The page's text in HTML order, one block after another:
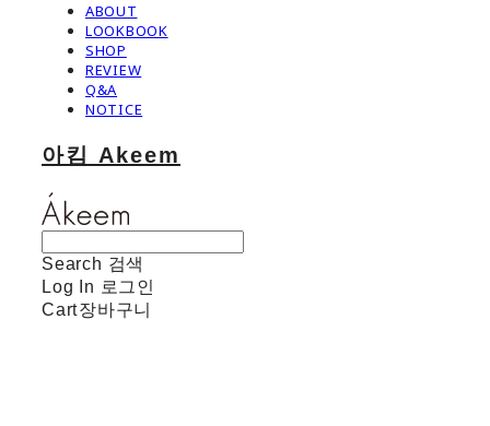
ABOUT
LOOKBOOK
SHOP
REVIEW
Q&A
NOTICE
아킴 Akeem
Search 검색
Log In 로그인
Cart장바구니